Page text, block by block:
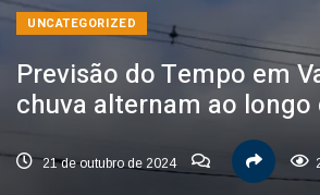
UNCATEGORIZED
Previsão do Tempo em
chuva alternam ao longo
21 de outubro de 2024